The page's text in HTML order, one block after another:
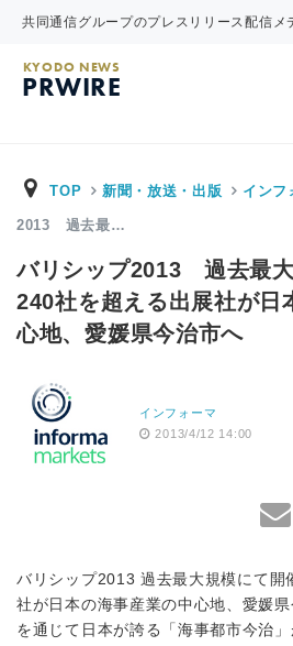
共同通信グループのプレスリリース配信メ
KYODO NEWS
PRWIRE
TOP 新聞・放送・出版 インフ
2013 過去最…
バリシップ2013 過去最大
240社を超える出展社が日
心地、愛媛県今治市へ
インフォーマ
2013/4/12 14:00
バリシップ2013 過去最大規模にて開
社が日本の海事産業の中心地、愛媛
を通じて日本が誇る「海事都市今治」